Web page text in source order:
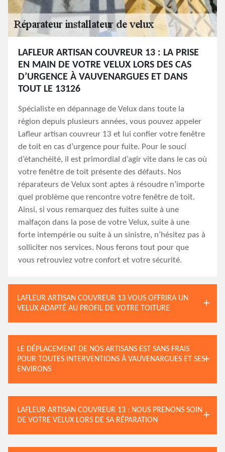
LAFLEUR ARTISAN COUVREUR 13 : LA PRISE
EN MAIN DE VOTRE VELUX LORS DES CAS
D’URGENCE À VAUVENARGUES ET DANS
TOUT LE 13126
Spécialiste en dépannage de Velux dans toute la
région depuis plusieurs années, vous pouvez appeler
Lafleur artisan couvreur 13 et lui confier votre fenêtre
de toit en cas d’urgence pour fuite. Pour le souci
d’étanchéité, il est primordial d’agir vite dans le cas où
votre fenêtre de toit présente des défauts. Nos
réparateurs de Velux sont aptes à résoudre n’importe
quel problème que rencontre votre fenêtre de toit.
Ainsi, si vous remarquez des fuites suite à une
malfaçon dans la pose de votre Velux, suite à une
forte intempérie ou suite à un sinistre, n’hésitez pas à
solliciter nos services. Nous ferons tout pour que
vous retrouviez votre confort et votre sécurité.
LAFLEUR ARTISAN COUVREUR 13 VOUS OFFRIRA UN
VELUX ADAPTÉ AU PROFIL DE VOTRE TOITURE
LE DÉPLACEMENT DE NOS ARTISANS EST SANS FRAIS
POUR TOUTES INTERVENTIONS À VAUVENARGUES ET SES
ENVIRONS
LAFLEUR ARTISAN COUVREUR 13 : NOUS PRENONS SOIN
DE VOTRE VELUX LORS DE SA RÉPARATION